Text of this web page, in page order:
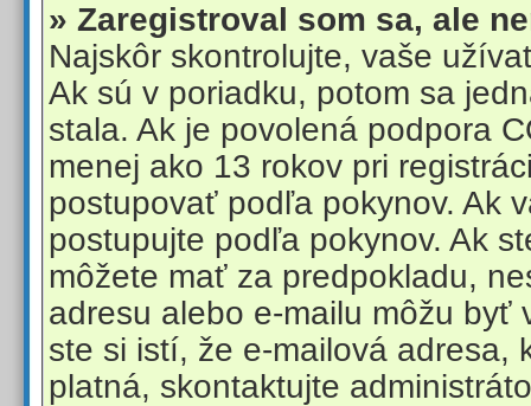
» Zaregistroval som sa, ale
Najskôr skontrolujte, vaše
Ak sú v poriadku, potom sa
stala. Ak je povolená podpora
menej ako 13 rokov pri
postupovať podľa pokynov. Ak
postupujte podľa pokynov. Ak
môžete mať za predpokladu,
adresu alebo e-mailu môžu byť
ste si istí, že e-mailová adresa,
platná, skontaktujte